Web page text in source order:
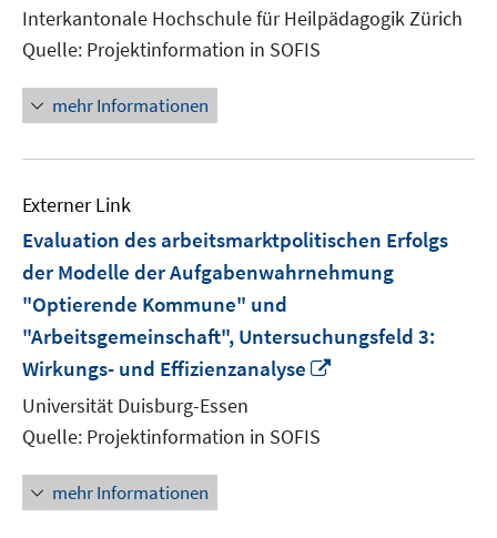
Fenster
Interkantonale Hochschule für Heilpädagogik Zürich
Quelle: Projektinformation in SOFIS
mehr Informationen
Externer Link
Evaluation des arbeitsmarktpolitischen Erfolgs
der Modelle der Aufgabenwahrnehmung
"Optierende Kommune" und
"Arbeitsgemeinschaft", Untersuchungsfeld 3:
Wirkungs- und Effizienzanalyse
Universität Duisburg-Essen
Quelle: Projektinformation in SOFIS
mehr Informationen